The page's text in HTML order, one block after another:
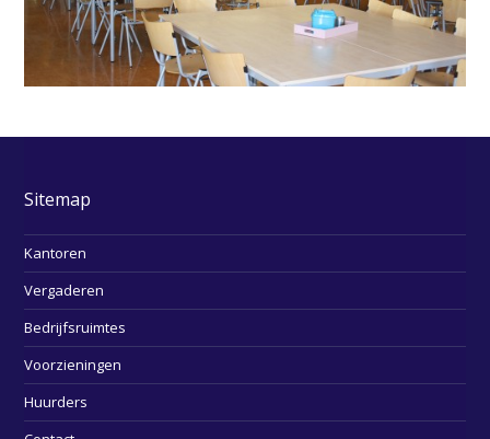
Sitemap
Kantoren
Vergaderen
Bedrijfsruimtes
Voorzieningen
Huurders